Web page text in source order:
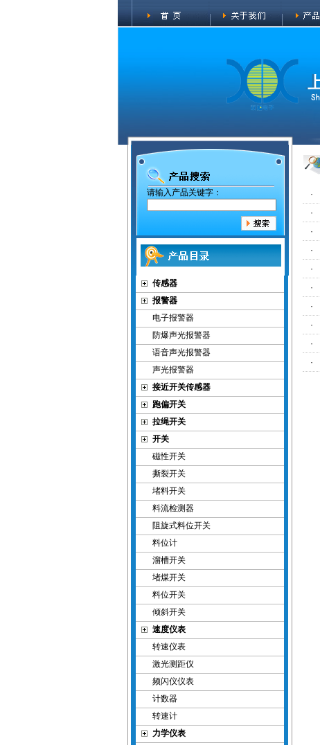
请输入产品关键字：
传感器
报警器
电子报警器
防爆声光报警器
语音声光报警器
声光报警器
接近开关传感器
跑偏开关
拉绳开关
开关
磁性开关
撕裂开关
堵料开关
料流检测器
阻旋式料位开关
料位计
溜槽开关
堵煤开关
料位开关
倾斜开关
速度仪表
转速仪表
激光测距仪
频闪仪仪表
计数器
转速计
力学仪表
·
·
·
·
·
·
·
·
·
·